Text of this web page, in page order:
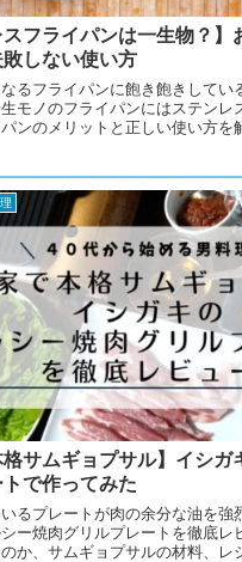
スフライパンは一生物？
しない使い方
るフライパンに飽き飽きしてい
モノのフライパンにはステンレ
ンのメリットと正しい使い方を
格サムギョプサル】イシ
で作ってみた
るプレートが肉の余分な油を強
ー焼肉グリルプレートを徹底レ
か、サムギョプサルの材料、レ